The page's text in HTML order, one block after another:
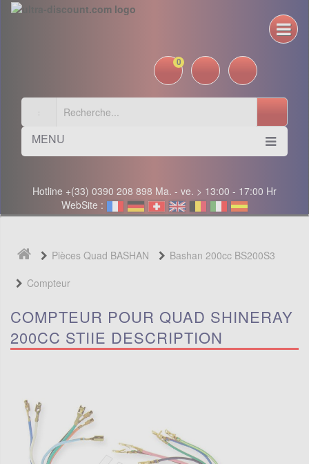
0
MENU
Hotline +(33) 0390 208 898 Ma. - ve. > 13:00 - 17:00 Hr
WebSite :
Pièces Quad BASHAN
Bashan 200cc BS200S3
Compteur
COMPTEUR POUR QUAD SHINERAY
200CC STIIE DESCRIPTION